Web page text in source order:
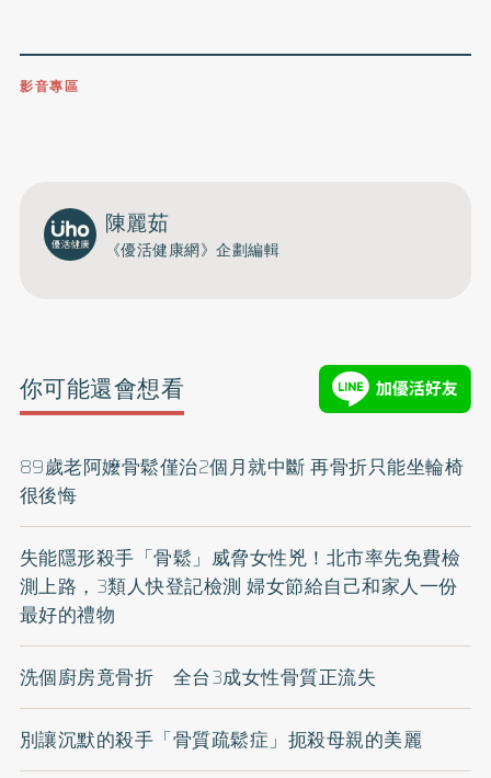
影音專區
陳麗茹
《優活健康網》企劃編輯
你可能還會想看
89歲老阿嬤骨鬆僅治2個月就中斷 再骨折只能坐輪椅
很後悔
失能隱形殺手「骨鬆」威脅女性兇！北市率先免費檢
測上路，3類人快登記檢測 婦女節給自己和家人一份
最好的禮物
洗個廚房竟骨折 全台3成女性骨質正流失
別讓沉默的殺手「骨質疏鬆症」扼殺母親的美麗